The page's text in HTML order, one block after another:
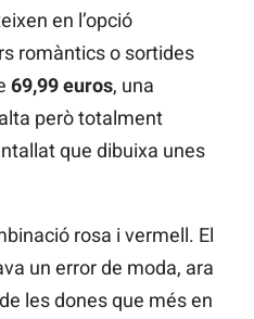
en l’opció
romàntics o sortides
69,99 euros, una
però totalment
que dibuixa unes
rosa i vermell. El
un error de moda, ara
de les dones que més en